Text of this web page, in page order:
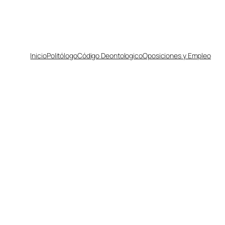
InicioPolitólogoCódigo DeontologicoOposiciones y Empleo